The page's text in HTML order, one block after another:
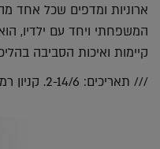
ארוניות ומדפים שכל אחד
המשפחתי ויחד עם ילדיו,
קיימות ואיכות הסביבה
/// תאריכים: 2-14/6. קניון רמת אביב.